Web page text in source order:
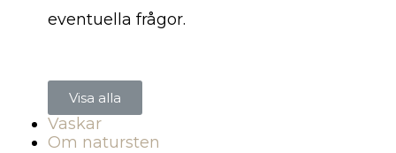
eventuella frågor.
Visa alla
Vaskar
Om natursten